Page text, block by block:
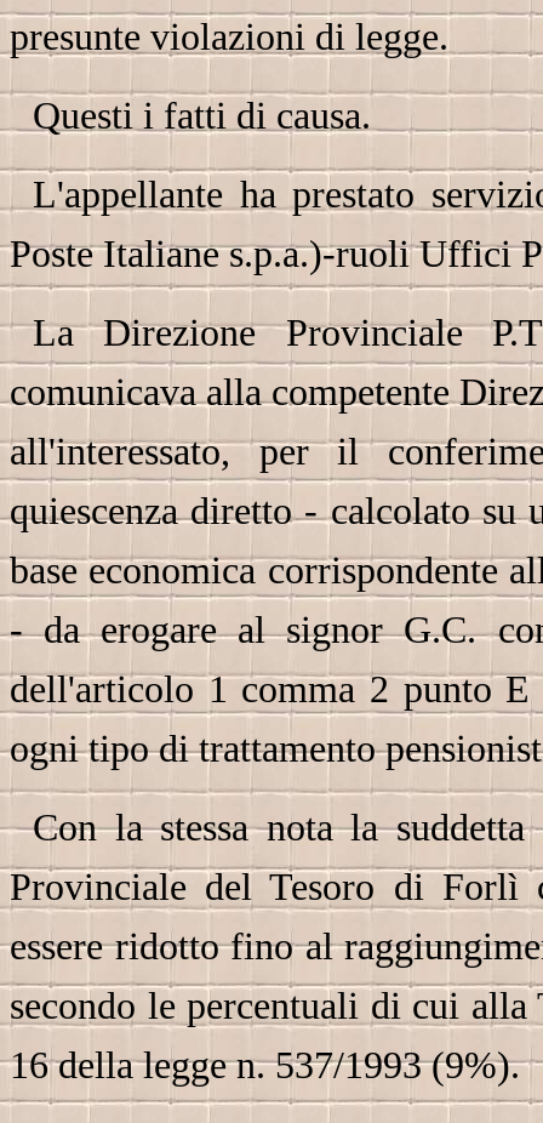
presunte violazioni di legge.
Questi i fatti di causa.
L'appellante ha prestato
Poste Italiane s.p.a.)-ruoli Uffici
La Direzione Provinciale
comunicava alla competente
all'interessato, per il
quiescenza diretto - calcolato
base economica corrispondente
- da erogare al signor G.C.
dell'articolo 1 comma 2 punto E
ogni tipo di trattamento
Con la stessa nota la
Provinciale del Tesoro di Forlì
essere ridotto fino al
secondo le percentuali di cui
16 della legge n. 537/1993 (9%).